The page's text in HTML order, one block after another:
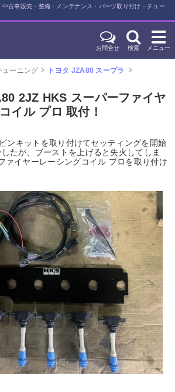
古車販売・整備・メンテナンス・パーツ取り付け・チュー
お問合せ 検索 メニュー
ューニング トヨタ JZA80 スープラ
2JZ HKS スーパーファイヤ
イル プロ 取付！
ンキットを取り付けてセッティングを開始
たが、ブーストを上げると失火してしま
ァイヤーレーシングコイル プロを取り付け